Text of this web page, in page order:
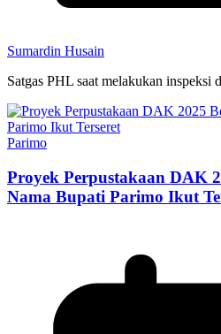
Sumardin Husain
Satgas PHL saat melakukan inspeksi
Parimo
Proyek Perpustakaan DAK
Nama Bupati Parimo Ikut